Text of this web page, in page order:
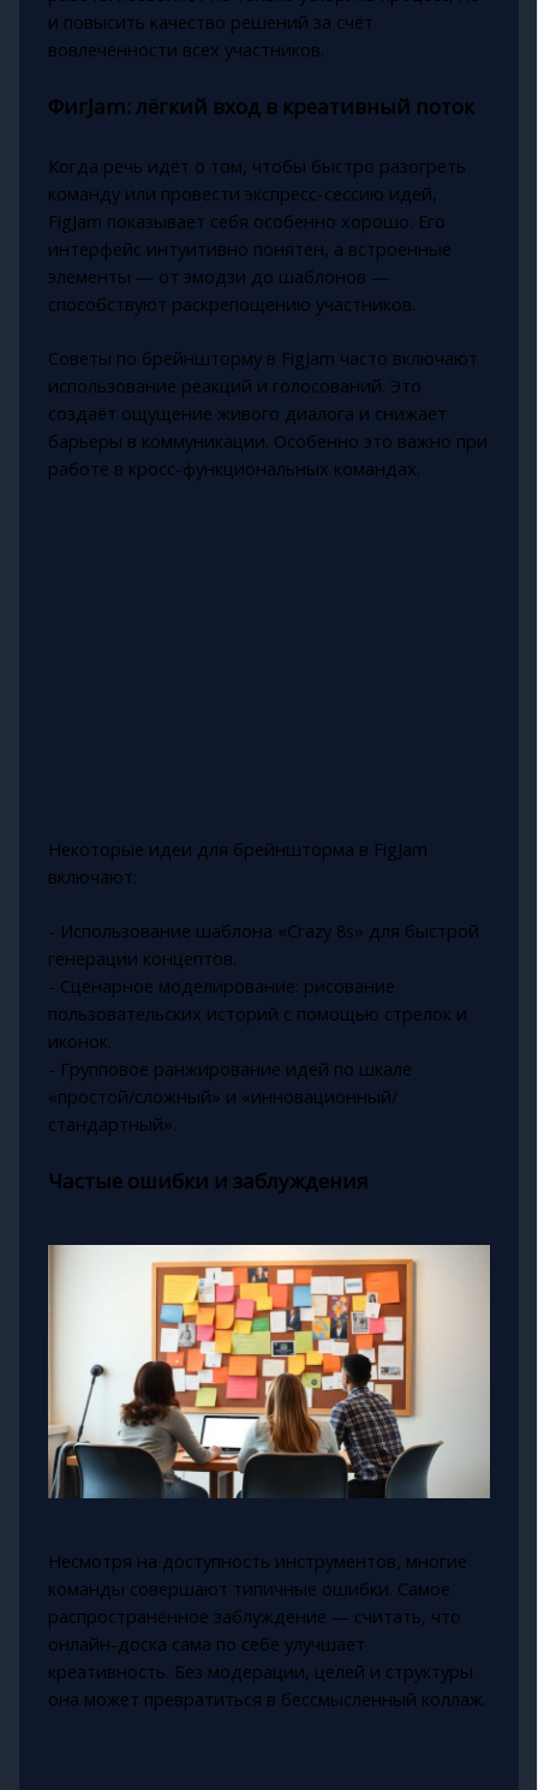
и повысить качество решений за счёт
вовлечённости всех участников.
ФигJam: лёгкий вход в креативный поток
Когда речь идёт о том, чтобы быстро разогреть
команду или провести экспресс-сессию идей,
FigJam показывает себя особенно хорошо. Его
интерфейс интуитивно понятен, а встроенные
элементы — от эмодзи до шаблонов —
способствуют раскрепощению участников.
Советы по брейншторму в FigJam часто включают
использование реакций и голосований. Это
создаёт ощущение живого диалога и снижает
барьеры в коммуникации. Особенно это важно при
работе в кросс-функциональных командах.
Некоторые идеи для брейншторма в FigJam
включают:
- Использование шаблона «Crazy 8s» для быстрой
генерации концептов.
- Сценарное моделирование: рисование
пользовательских историй с помощью стрелок и
иконок.
- Групповое ранжирование идей по шкале
«простой/сложный» и «инновационный/
стандартный».
Частые ошибки и заблуждения
Несмотря на доступность инструментов, многие
команды совершают типичные ошибки. Самое
распространённое заблуждение — считать, что
онлайн-доска сама по себе улучшает
креативность. Без модерации, целей и структуры
она может превратиться в бессмысленный коллаж.